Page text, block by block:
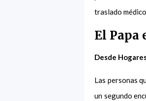
traslado
El Papa
Desde
Las personas
un segundo